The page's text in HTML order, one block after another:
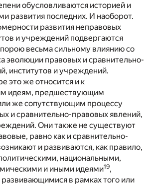
обусловливаются историей и
развития последних. И наоборот.
развития неправовых
и учреждений подвергаются
весьма сильному влиянию со
эволюции правовых и сравнительно-
институтов и учреждений.
это же относится и к
идеям, предшествующим
же сопутствующим процессу
и сравнительно-правовых явлений,
Они также не существуют
равно как и сравнительно-
и развиваются, как правило,
национальными,
и иными идеями19,
в рамках того или